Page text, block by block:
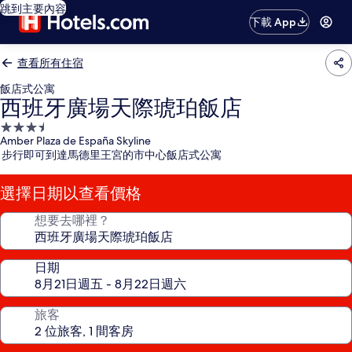
跳到主要內容
下載 App
查看所有住宿
飯店式公寓
西班牙廣場天際琥珀飯店
3.5
星
級
住
宿
Amber Plaza de España Skyline
步行即可到達馬德里王宮的市中心飯店式公寓
選擇日期以查看價格
想要去哪裡？
日期
旅客